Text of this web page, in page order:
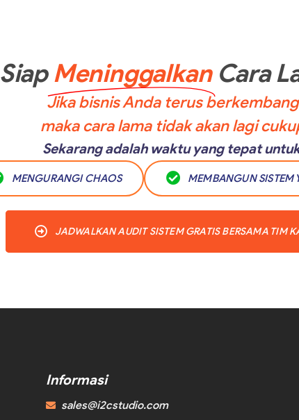
Siap Meninggalkan Cara
Jika bisnis Anda terus
maka cara lama tidak akan lagi
Sekarang adalah waktu yang tepat
MENGURANGI CHAOS MEMBANGUN SISTEM
JADWALKAN AUDIT SISTEM GRATIS BERSAMA TIM
Informasi
sales@i2cstudio.com